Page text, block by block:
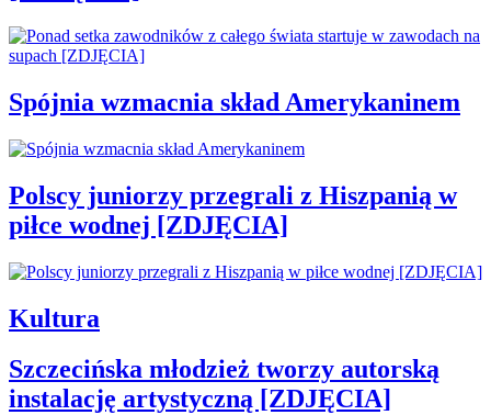
Spójnia wzmacnia skład Amerykaninem
Polscy juniorzy przegrali z Hiszpanią w
piłce wodnej [ZDJĘCIA]
Kultura
Szczecińska młodzież tworzy autorską
instalację artystyczną [ZDJĘCIA]